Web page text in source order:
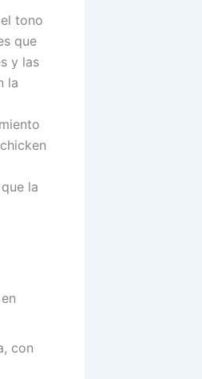
tono
que
y las
la
la
con